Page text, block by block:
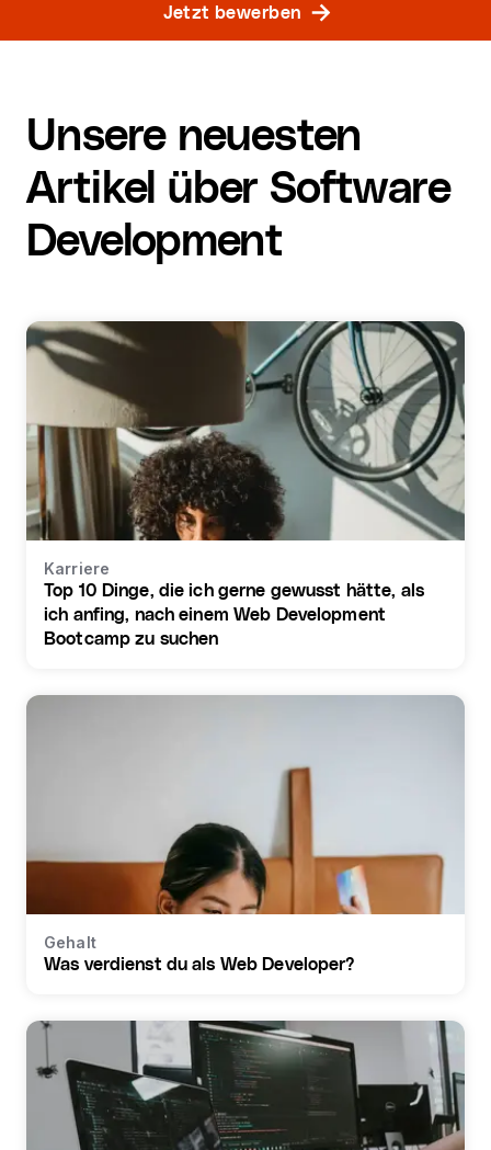
Jetzt bewerben
Unsere neuesten
Artikel über Software
Development
Karriere
Top 10 Dinge, die ich gerne gewusst hätte, als
ich anfing, nach einem Web Development
Bootcamp zu suchen
Gehalt
Was verdienst du als Web Developer?